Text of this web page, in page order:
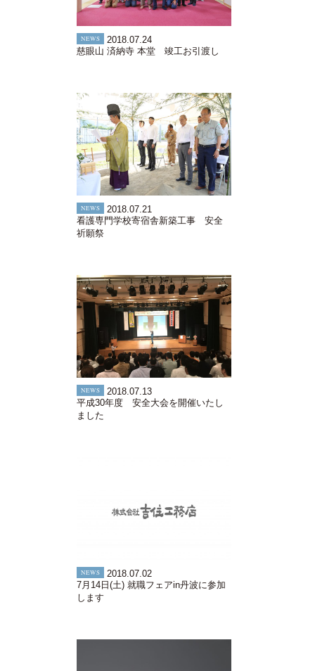
NEWS
2018.07.24
慈眼山 済納寺 本堂 竣工お引渡し
NEWS
2018.07.21
看護専門学校寄宿舎新築工事 安全
祈願祭
NEWS
2018.07.13
平成30年度 安全大会を開催いたし
ました
NEWS
2018.07.02
7月14日(土) 就職フェアin丹波に参加
します